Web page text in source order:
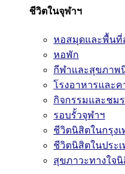
ชีวิตในจุฬาฯ
หอสมุดและพื้นที่
หอพัก
กีฬาและสุขภาพ
โรงอาหารและค
กิจกรรมและชม
รอบรั้วจุฬาฯ
ชีวิตนิสิตในกรุงเ
ชีวิตนิสิตในประเ
สุขภาวะทางใจ